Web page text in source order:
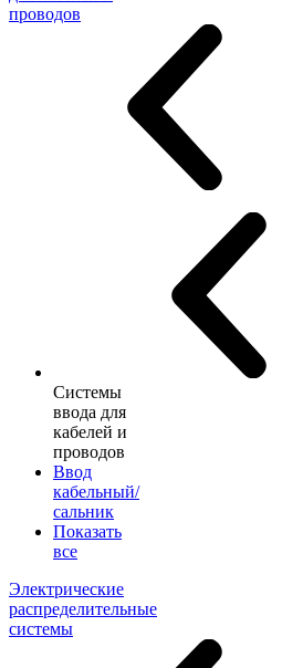
проводов
Системы
ввода для
кабелей и
проводов
Ввод
кабельный/
сальник
Показать
все
Электрические
распределительные
системы